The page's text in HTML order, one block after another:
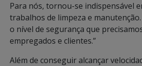
Para nós, tornou-se indispensável
trabalhos de limpeza e
o nível de segurança que
empregados e clientes.”
Além de conseguir alcançar